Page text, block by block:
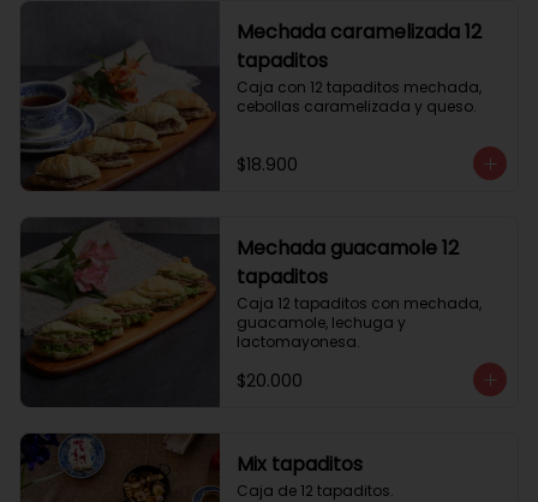
Mechada caramelizada 12
tapaditos
Caja con 12 tapaditos mechada,
cebollas caramelizada y queso.
$18.900
Mechada guacamole 12
tapaditos
Caja 12 tapaditos con mechada,
guacamole, lechuga y
lactomayonesa.
$20.000
Mix tapaditos
Caja de 12 tapaditos.